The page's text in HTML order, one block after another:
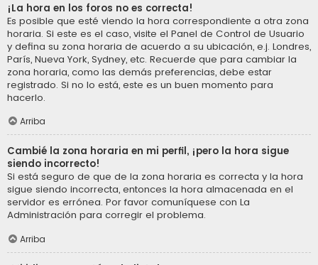
¡La hora en los foros no es correcta!
Es posible que esté viendo la hora correspondiente a otra zona
horaria. Si este es el caso, visite el Panel de Control de Usuario
y defina su zona horaria de acuerdo a su ubicación, e.j. Londres,
París, Nueva York, Sydney, etc. Recuerde que para cambiar la
zona horaria, como las demás preferencias, debe estar
registrado. Si no lo está, este es un buen momento para
hacerlo.
Arriba
Cambié la zona horaria en mi perfil, ¡pero la hora sigue
siendo incorrecto!
Si está seguro de que de la zona horaria es correcta y la hora
sigue siendo incorrecta, entonces la hora almacenada en el
servidor es errónea. Por favor comuníquese con La
Administración para corregir el problema.
Arriba